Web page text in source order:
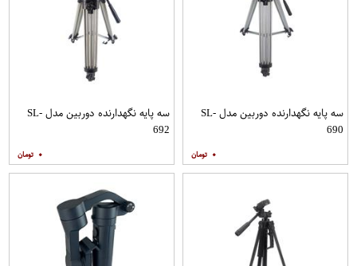
سه پایه نگهدارنده دوربین مدل SL-
690
۰
سه پایه نگهدارنده دوربین مدل SL-
692
۰